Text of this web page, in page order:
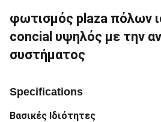
φωτισμός plaza πόλων
concial υψηλός με την
συστήματος
Specifications
Βασικές Ιδιότητες